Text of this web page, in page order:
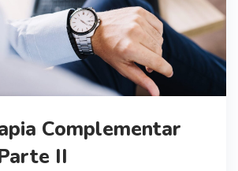
Complementar
II